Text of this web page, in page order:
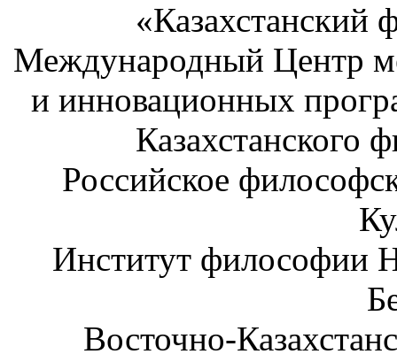
«Казахстанский
Международный Центр
и инновационных
Казахстанского
Российское
Институт философии
Восточно-